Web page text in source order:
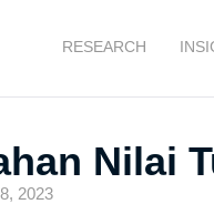
RESEARCH
Nilai
2023